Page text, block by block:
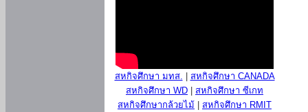
สหกิจศึกษา มทส.
สหกิจศึกษา CANADA
สหกิจศึกษา WD
สหกิจศึกษา ซีเกท
สหกิจศึกษากล้วยไม้
สหกิจศึกษา RMIT